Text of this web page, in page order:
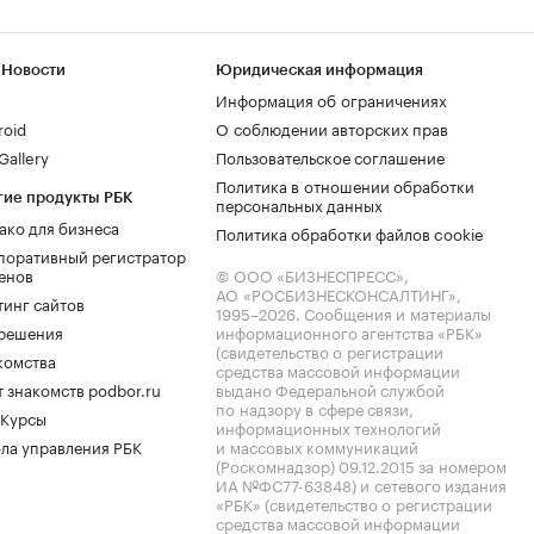
продукты РБК
для бизнеса
регистратор
сайтов
знакомств podbor.ru
управления РБК
Юридическая информация
Информация об ограничениях
О соблюдении авторских прав
Пользовательское соглашение
Политика в отношении обработки
персональных данных
Политика обработки файлов cookie
© ООО «БИЗНЕСПРЕСС»,
АО «РОСБИЗНЕСКОНСАЛТИНГ»,
1995–2026. Сообщения и материалы
информационного агентства «РБК»
(свидетельство о регистрации
средства массовой информации
выдано Федеральной службой
по надзору в сфере связи,
информационных технологий
и массовых коммуникаций
(Роскомнадзор) 09.12.2015 за номером
ИА №ФС77-63848) и сетевого издания
«РБК» (свидетельство о регистрации
средства массовой информации